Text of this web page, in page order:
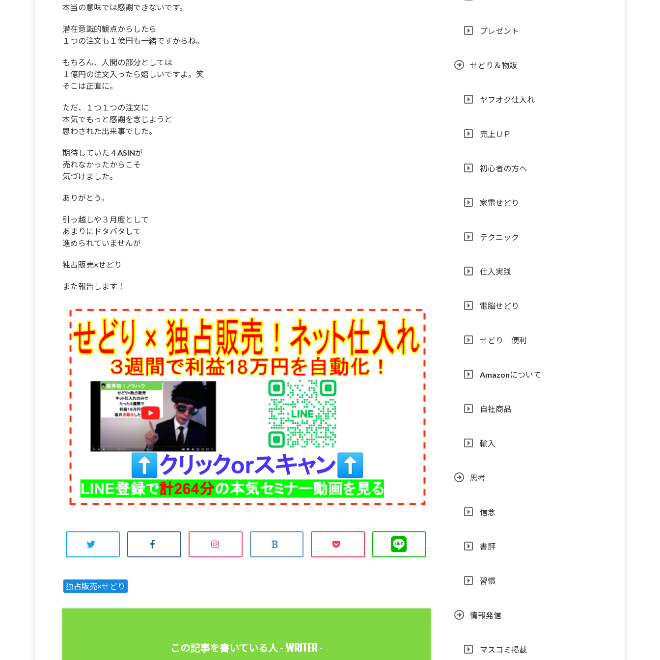
本当の意味では感謝できないです。
潜在意識的観点からしたら
１つの注文も１億円も一緒ですからね。
もちろん、人間の部分としては
１億円の注文入ったら嬉しいですよ。笑
そこは正直に。
ただ、１つ１つの注文に
本気でもっと感謝を念じようと
思わされた出来事でした。
期待していた４ASINが
売れなかったからこそ
気づけました。
ありがとう。
引っ越しや３月度として
あまりにドタバタして
進められていませんが
独占販売×せどり
また報告します！
独占販売×せどり
この記事を書いている人 - WRITER -
プレゼント
せどり＆物販
ヤフオク仕入れ
売上ＵＰ
初心者の方へ
家電せどり
テクニック
仕入実践
電脳せどり
せどり 便利
Amazonについて
自社商品
輸入
思考
信念
書評
習慣
情報発信
マスコミ掲載